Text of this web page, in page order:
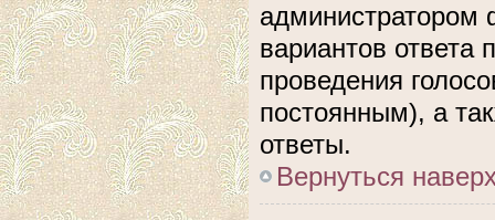
администратором
вариантов ответа
проведения
постоянным), а
ответы.
Вернуться